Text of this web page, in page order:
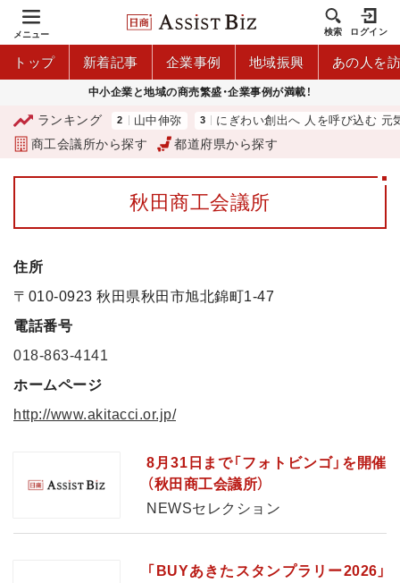
メニュー 検索 ログイン
トップ 新着記事 企業事例 地域振興 あの人を
中小企業と地域の商売繁盛・企業事例が満載！
ランキング
森商工会議所） 山中伸弥 にぎわい創出へ 人を呼び込む 元気
商工会議所から探す 都道府県から探す
秋田商工会議所
住所
〒010-0923 秋田県秋田市旭北錦町1-47
電話番号
018-863-4141
ホームページ
http://www.akitacci.or.jp/
8月31日まで「フォトビンゴ」を開催
（秋田商工会議所）
NEWSセレクション
「BUYあきたスタンプラリー2026」